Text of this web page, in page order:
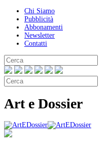
Chi Siamo
Pubblicità
Abbonamenti
Newsletter
Contatti
Art e Dossier